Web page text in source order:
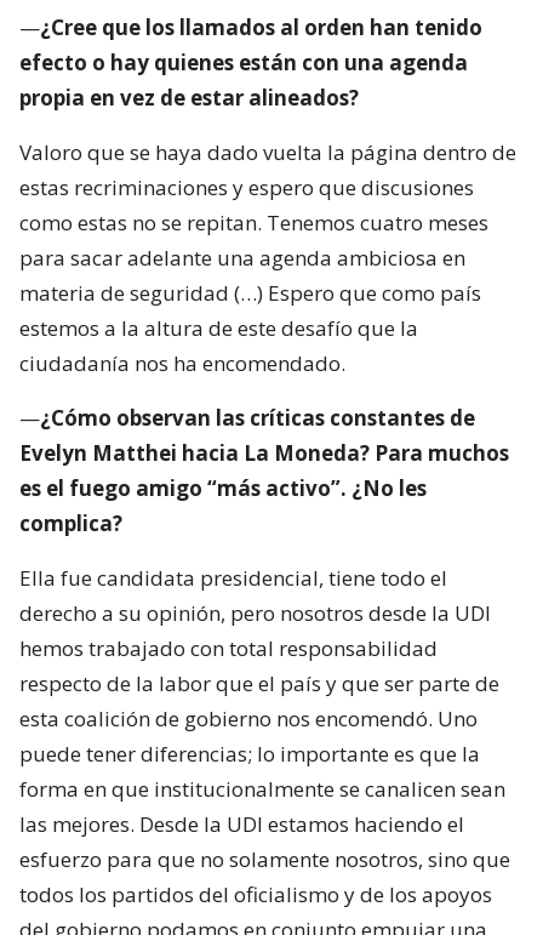
—¿Cree que los llamados al orden han tenido
efecto o hay quienes están con una agenda
propia en vez de estar alineados?
Valoro que se haya dado vuelta la página dentro de
estas recriminaciones y espero que discusiones
como estas no se repitan. Tenemos cuatro meses
para sacar adelante una agenda ambiciosa en
materia de seguridad (…) Espero que como país
estemos a la altura de este desafío que la
ciudadanía nos ha encomendado.
—¿Cómo observan las críticas constantes de
Evelyn Matthei hacia La Moneda? Para muchos
es el fuego amigo “más activo”. ¿No les
complica?
Ella fue candidata presidencial, tiene todo el
derecho a su opinión, pero nosotros desde la UDI
hemos trabajado con total responsabilidad
respecto de la labor que el país y que ser parte de
esta coalición de gobierno nos encomendó. Uno
puede tener diferencias; lo importante es que la
forma en que institucionalmente se canalicen sean
las mejores. Desde la UDI estamos haciendo el
esfuerzo para que no solamente nosotros, sino que
todos los partidos del oficialismo y de los apoyos